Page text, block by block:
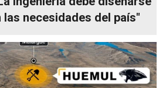
necesidades del país"